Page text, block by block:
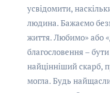
усвідомити,
людина. Бажаємо
життя. Любимо» або
благословення –
найцінніший скарб,
могла. Будь